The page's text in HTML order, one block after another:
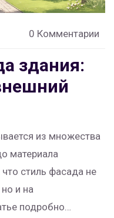
0 Комментарии
здания:
из множества
материала
стиль фасада не
и на
подробно